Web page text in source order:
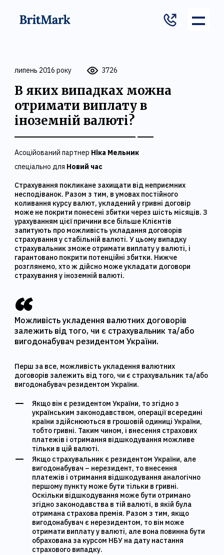
липень 2016 року 3726
В яких випадках можна
отримати виплату в
іноземній валюті?
Асоційований партнер Ніка Мельник
спеціально для Новий час
Страхування покликане захищати від неприємних
несподіванок. Разом з тим, в умовах постійного
коливання курсу валют, укладений у гривні договір
може не покрити понесені збитки через шість місяців. З
урахуванням цієї причини все більше Клієнтів
запитують про можливість укладання договорів
страхування у стабільній валюті. У цьому випадку
страхувальник зможе отримати виплату у валюті, і
гарантовано покрити потенційні збитки. Нижче
розглянемо, хто ж дійсно може укладати договори
страхування у іноземній валюті.
Можливість укладення валютних договорів
залежить від того, чи є страхувальник та/або
вигодонабувач резидентом України.
Перш за все, можливість укладення валютних
договорів залежить від того, чи є страхувальник та/або
вигодонабувач резидентом України.
Якщо він є резидентом України, то згідно з
українським законодавством, операції всередині
країни здійснюються в грошовій одиниці України,
тобто гривні. Таким чином, і внесення страхових
платежів і отримання відшкодування можливе
тільки в цій валюті.
Якщо страхувальник є резидентом України, але
вигодонабувач – нерезидент, то внесення
платежів і отримання відшкодування аналогічно
першому пункту може бути тільки в гривні.
Оскільки відшкодування може бути отримано
згідно законодавства в тій валюті, в якій була
отримана страхова премія. Разом з тим, якщо
вигодонабувач є нерезидентом, то він може
отримати виплату у валюті, але вона повинна бути
обрахована за курсом НБУ на дату настання
страхового випадку.